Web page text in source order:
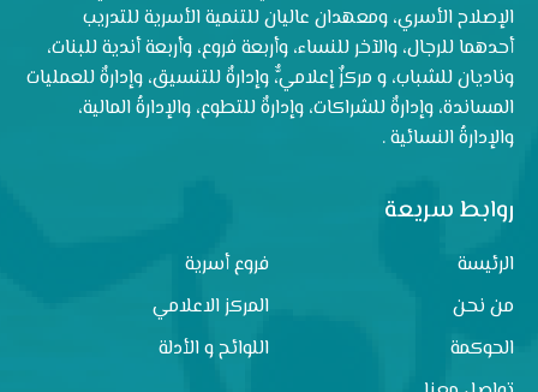
الإصلاح الأسري، ومعهدان عاليان للتنمية الأسرية للتدريب
أحدهما للرجال، والآخر للنساء، وأربعة فروع، وأربعة أندية للبنات،
وناديان للشباب، و مركزٌ إعلاميٌّ، وإدارةٌ للتنسيق، وإدارةٌ للعمليات
المساندة، وإدارةٌ للشراكات، وإدارةٌ للتطوع، والإدارةُ المالية،
والإدارةُ النسائية .
روابط سريعة
الرئيسة
فروع أسرية
من نحن
المركز الاعلامي
الحوكمة
اللوائح و الأدلة